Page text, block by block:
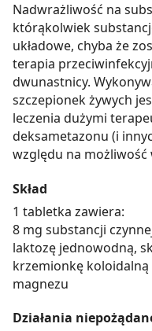
Nadwrażliwość na
którąkolwiek
układowe, chyba że
terapia
dwunastnicy.
szczepionek żywych
leczenia dużymi
deksametazonu (i
względu na
Skład
1 tabletka zawiera:
8 mg substancji
laktozę jednowodną,
krzemionkę
magnezu
Działania